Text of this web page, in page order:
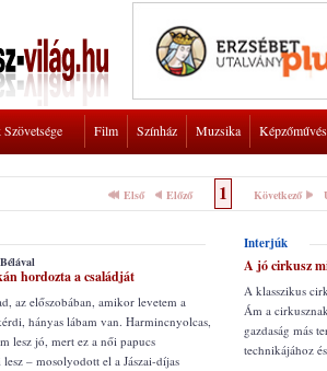
Film Színház Muzsika
Első Előző 1 Következő
hordozta a családját
az előszobában, amikor levetem a
hányas lábam van. Harmincnyolcas,
lesz jó, mert ez a női papucs
– mosolyodott el a Jászai-díjas
Interjúk
A jó cirkusz
A klasszikus
Ám a
gazdaság más
technikájához